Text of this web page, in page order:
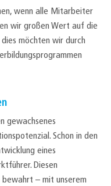
wenn alle Mitarbeiter
wir großen Wert auf die
möchten wir durch
gewachsenes
Schon in den
eines
Diesen
– mit unserem